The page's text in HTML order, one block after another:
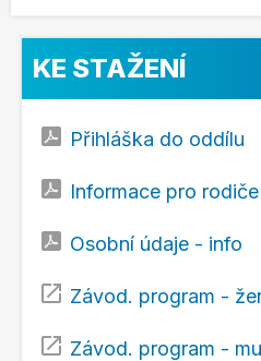
KE STAŽENÍ
Přihláška do oddílu
Informace pro rodiče
Osobní údaje - info
Závod. program -
Závod. program -